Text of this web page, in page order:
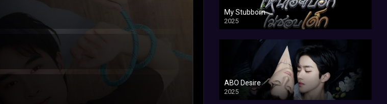
My Stubborn
2025
ABO Desire
2025